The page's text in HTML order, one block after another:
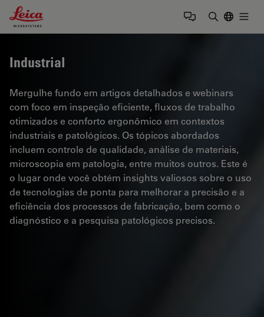
Leica Microsystems Logo
Industrial
Mergulhe fundo em artigos detalhados e webinars
com foco em inspeção eficiente, fluxos de trabalho
otimizados e conforto ergonômico em contextos
industriais e patológicos. Os tópicos abordados
incluem controle de qualidade, análise de materiais,
microscopia em patologia, entre muitos outros. Este é
o lugar onde você obtém insights valiosos sobre o uso
de tecnologias de ponta para melhorar a precisão e a
eficiência dos processos de fabricação, bem como o
diagnóstico e a pesquisa patológicos precisos.